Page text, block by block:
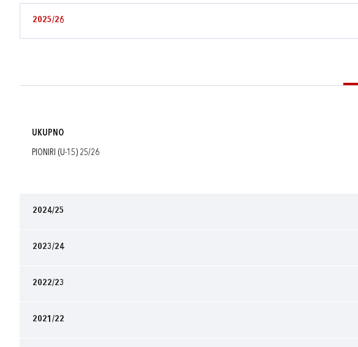
2025/26
UKUPNO
PIONIRI (U-15) 25/26
2024/25
2023/24
2022/23
2021/22